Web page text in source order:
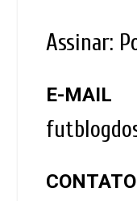
Assinar:
E-MAIL